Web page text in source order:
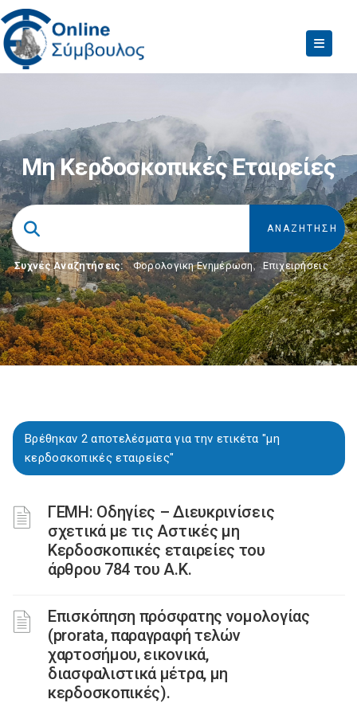
Μη Κερδοσκοπικές Εταιρείες
Συχνές Αναζητήσεις: Φορολογικη Ενημέρωση, Επιχειρήσεις
Βρέθηκαν 2 αποτελέσματα για την ετικέτα "μη
κερδοσκοπικές εταιρείες"
ΓΕΜΗ: Οδηγίες – Διευκρινίσεις
σχετικά με τις Αστικές μη
Κερδοσκοπικές εταιρείες του
άρθρου 784 του Α.Κ.
Επισκόπηση πρόσφατης νομολογίας
(prorata, παραγραφή τελών
χαρτοσήμου, εικονικά,
διασφαλιστικά μέτρα, μη
κερδοσκοπικές).